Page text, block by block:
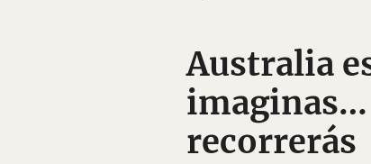
Australia
imaginas…
recorrerás